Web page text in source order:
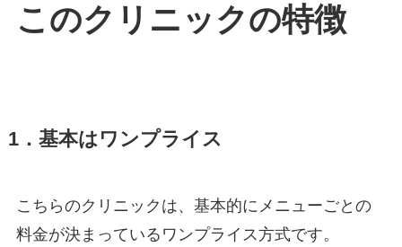
このクリニックの特徴
1．基本はワンプライス
こちらのクリニックは、基本的にメニューごとの
料金が決まっているワンプライス方式です。